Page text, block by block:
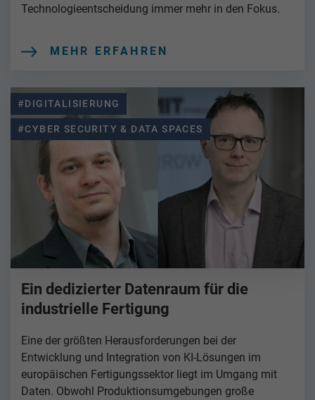
Technologieentscheidung immer mehr in den Fokus.
MEHR ERFAHREN
#DIGITALISIERUNG
#CYBER SECURITY & DATA SPACES
Ein dedizierter Datenraum für die
industrielle Fertigung
Eine der größten Herausforderungen bei der
Entwicklung und Integration von KI-Lösungen im
europäischen Fertigungssektor liegt im Umgang mit
Daten. Obwohl Produktionsumgebungen große